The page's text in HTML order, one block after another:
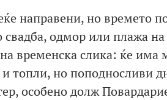
направени, но времето
одмор или плажа на
временска слика: ќе
топли, но поподносливи
особено долж